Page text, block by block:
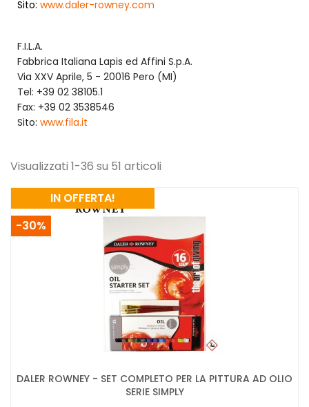
Sito: www.daler-rowney.com
F.I.L.A.
Fabbrica Italiana Lapis ed Affini S.p.A.
Via XXV Aprile, 5 - 20016 Pero (MI)
Tel: +39 02 38105.1
Fax: +39 02 3538546
Sito: www.fila.it
Visualizzati 1-36 su 51 articoli
DALER ROWNEY - SET COMPLETO PER LA PITTURA AD OLIO
SERIE SIMPLY
IN OFFERTA!
-30%